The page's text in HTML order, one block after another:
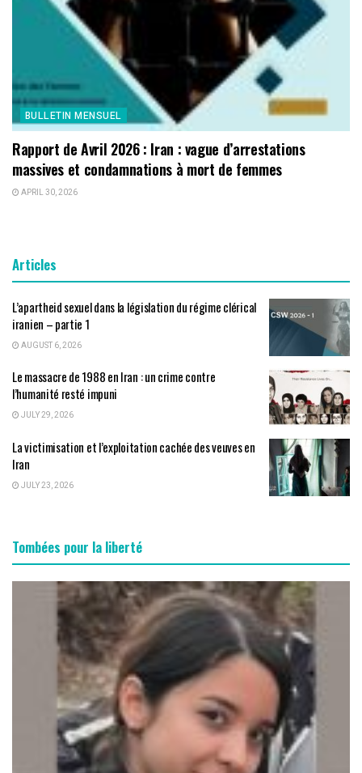
BULLETIN MENSUEL
Rapport de Avril 2026 : Iran : vague d’arrestations
massives et condamnations à mort de femmes
APRIL 30, 2026
Articles
L’apartheid sexuel dans la législation du régime clérical
iranien – partie 1
AUGUST 6, 2026
Le massacre de 1988 en Iran : un crime contre
l’humanité resté impuni
JULY 29, 2026
La victimisation et l’exploitation cachée des veuves en
Iran
JULY 23, 2026
Tombées pour la liberté